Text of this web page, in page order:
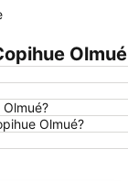
de la Canción
Federico Santa María
Vergara
Olmué
Olmué?